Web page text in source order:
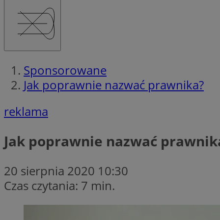
Sponsorowane
Jak poprawnie nazwać prawnika?
reklama
Jak poprawnie nazwać
20 sierpnia 2020 10:30
Czas czytania: 7 min.